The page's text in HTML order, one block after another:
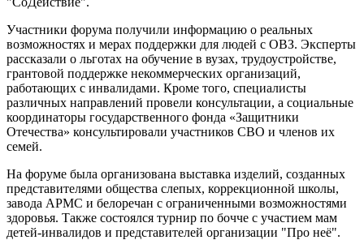
Участники форума получили информацию о реальных
возможностях и мерах поддержки для людей с ОВЗ. Эксперты
рассказали о льготах на обучение в вузах, трудоустройстве,
грантовой поддержке некоммерческих организаций,
работающих с инвалидами. Кроме того, специалисты
различных направлений провели консультации, а социальные
координаторы государственного фонда «Защитники
Отечества» консультировали участников СВО и членов их
семей.
На форуме была организована выставка изделий, созданных
представителями общества слепых, коррекционной школы,
завода АРМС и белоречан с ограниченными возможностями
здоровья. Также состоялся турнир по бочче с участием мам
детей-инвалидов и представителей организации "Про неё".